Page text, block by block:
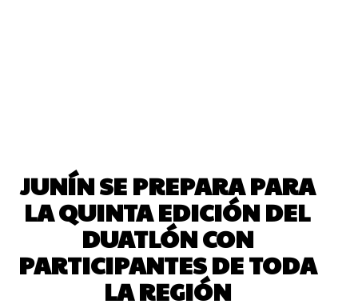
JUNÍN SE PREPARA PARA
LA QUINTA EDICIÓN DEL
DUATLÓN CON
PARTICIPANTES DE TODA
LA REGIÓN